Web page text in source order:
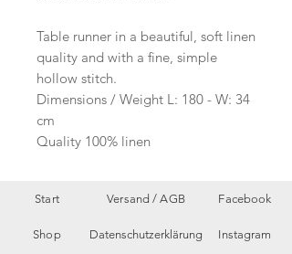
Table runner in a beautiful, soft linen
quality and with a fine, simple
hollow stitch.
Dimensions / Weight L: 180 - W: 34
cm
Quality 100% linen
Start
Shop
Versand /AGB
Datenschutzerklärung
Facebook
Instagram